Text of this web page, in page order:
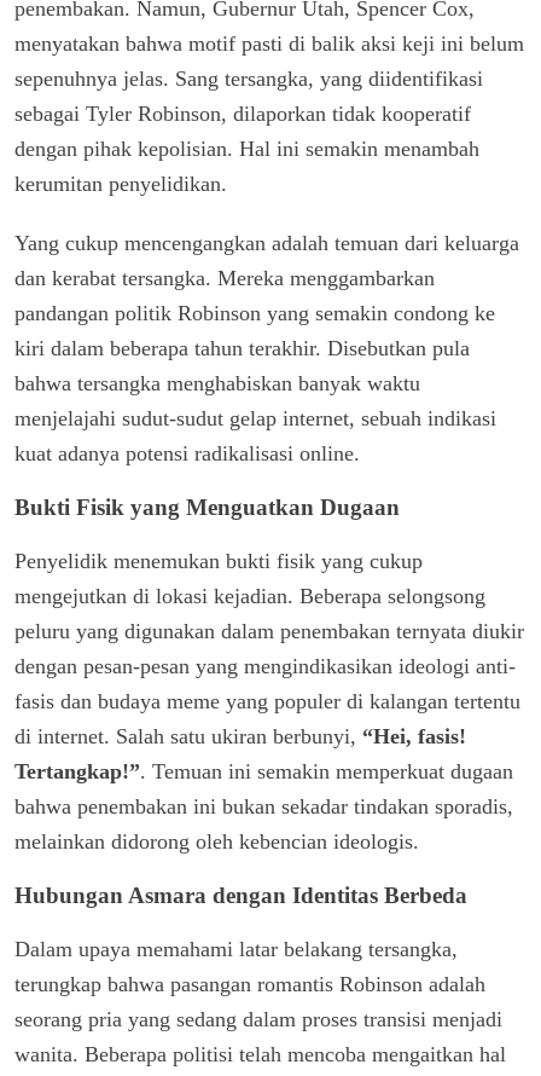
penembakan. Namun, Gubernur Utah, Spencer Cox,
menyatakan bahwa motif pasti di balik aksi keji ini belum
sepenuhnya jelas. Sang tersangka, yang diidentifikasi
sebagai Tyler Robinson, dilaporkan tidak kooperatif
dengan pihak kepolisian. Hal ini semakin menambah
kerumitan penyelidikan.
Yang cukup mencengangkan adalah temuan dari keluarga
dan kerabat tersangka. Mereka menggambarkan
pandangan politik Robinson yang semakin condong ke
kiri dalam beberapa tahun terakhir. Disebutkan pula
bahwa tersangka menghabiskan banyak waktu
menjelajahi sudut-sudut gelap internet, sebuah indikasi
kuat adanya potensi radikalisasi online.
Bukti Fisik yang Menguatkan Dugaan
Penyelidik menemukan bukti fisik yang cukup
mengejutkan di lokasi kejadian. Beberapa selongsong
peluru yang digunakan dalam penembakan ternyata diukir
dengan pesan-pesan yang mengindikasikan ideologi anti-
fasis dan budaya meme yang populer di kalangan tertentu
di internet. Salah satu ukiran berbunyi, “Hei, fasis!
Tertangkap!”. Temuan ini semakin memperkuat dugaan
bahwa penembakan ini bukan sekadar tindakan sporadis,
melainkan didorong oleh kebencian ideologis.
Hubungan Asmara dengan Identitas Berbeda
Dalam upaya memahami latar belakang tersangka,
terungkap bahwa pasangan romantis Robinson adalah
seorang pria yang sedang dalam proses transisi menjadi
wanita. Beberapa politisi telah mencoba mengaitkan hal